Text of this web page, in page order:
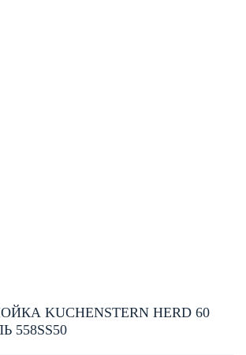
KUCHENSTERN HERD 60
558SS50